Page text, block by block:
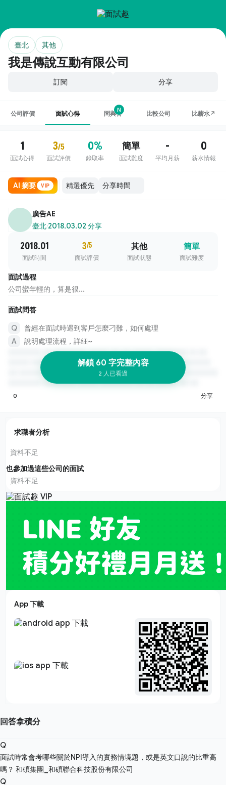
我是傳說互動有限公司
臺北 其他
訂閱 分享
公司評價 面試心得 問與答
N
比較公司 比薪水↗
1
面試心得
3/5
面試評價
0%
錄取率
簡單
面試難度
-
平均月薪
0
薪水情報
AI 摘要 VIP
廣告AE
臺北·2018.03.02 分享
2018.01
面試時間
3/5
面試評價
其他
面試狀態
簡單
面試難度
面試過程
公司蠻年輕的，算是很...
面試問答
曾經在面試時遇到客戶怎麼刁難，如何處理
說明處理流程，詳細~
解鎖 60 字完整內容
2 人已看過
0 分享
求職者分析
資料不足
也參加過這些公司的面試
資料不足
App 下載
回答拿積分
Q
面試時常會考哪些關於NPI導入的實務情境題，或是英文口說的比重高
嗎？ 和碩集團_和碩聯合科技股份有限公司
Q